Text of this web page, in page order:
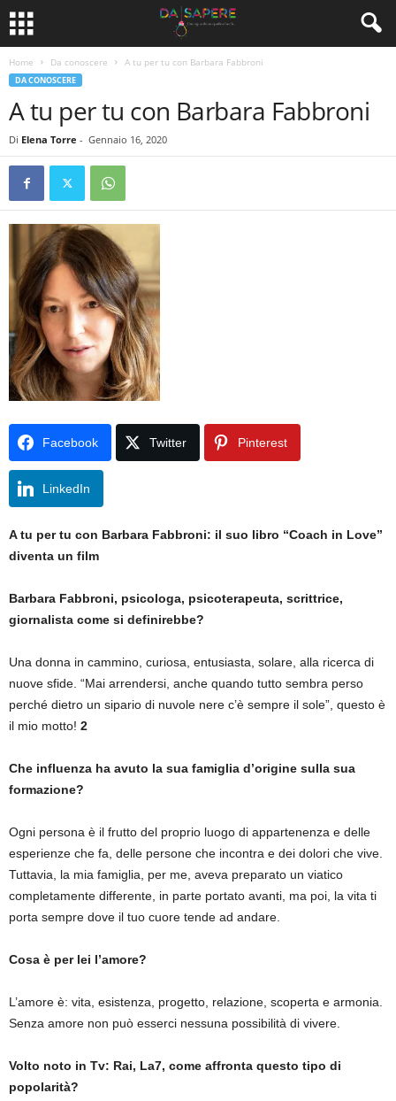
Home Da conoscere A tu per tu con Barbara Fabbroni
DA CONOSCERE
A tu per tu con Barbara Fabbroni
Di Elena Torre - Gennaio 16, 2020
Facebook Twitter Pinterest
LinkedIn
A tu per tu con Barbara Fabbroni: il suo libro “Coach in Love”
diventa un film
Barbara Fabbroni, psicologa, psicoterapeuta, scrittrice,
giornalista come si definirebbe?
Una donna in cammino, curiosa, entusiasta, solare, alla ricerca di
nuove sfide. “Mai arrendersi, anche quando tutto sembra perso
perché dietro un sipario di nuvole nere c’è sempre il sole”, questo è
il mio motto! 2
Che influenza ha avuto la sua famiglia d’origine sulla sua
formazione?
Ogni persona è il frutto del proprio luogo di appartenenza e delle
esperienze che fa, delle persone che incontra e dei dolori che vive.
Tuttavia, la mia famiglia, per me, aveva preparato un viatico
completamente differente, in parte portato avanti, ma poi, la vita ti
porta sempre dove il tuo cuore tende ad andare.
Cosa è per lei l’amore?
L’amore è: vita, esistenza, progetto, relazione, scoperta e armonia.
Senza amore non può esserci nessuna possibilità di vivere.
Volto noto in Tv: Rai, La7, come affronta questo tipo di
popolarità?